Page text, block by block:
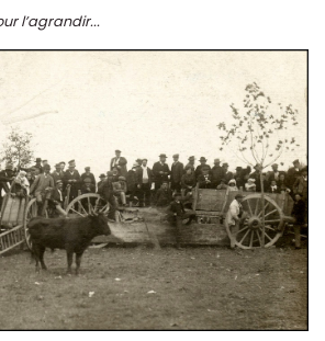
l’agrandir...